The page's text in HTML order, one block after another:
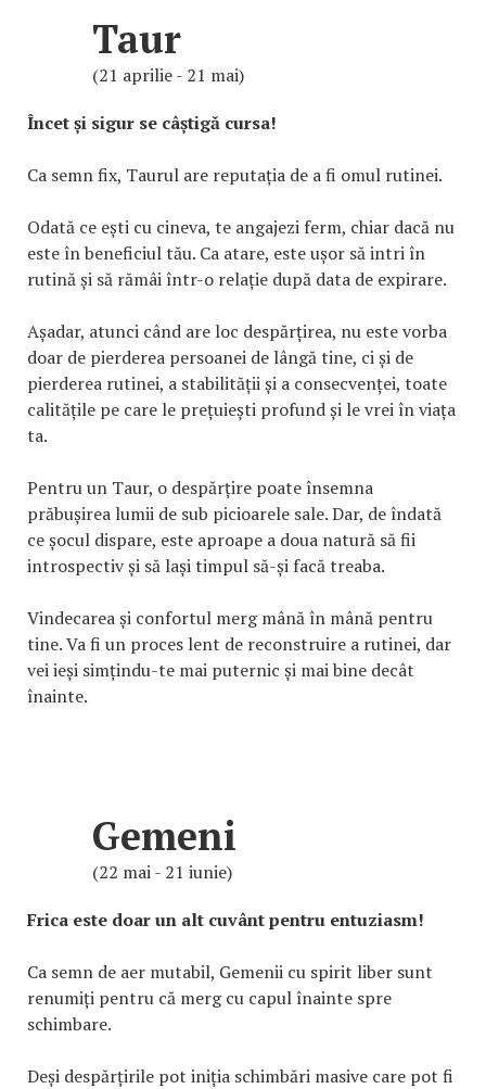
Taur
(21 aprilie - 21 mai)
Încet și sigur se câștigă cursa!
Ca semn fix, Taurul are reputația de a fi omul rutinei.
Odată ce ești cu cineva, te angajezi ferm, chiar dacă nu
este în beneficiul tău. Ca atare, este ușor să intri în
rutină și să rămâi într-o relație după data de expirare.
Așadar, atunci când are loc despărțirea, nu este vorba
doar de pierderea persoanei de lângă tine, ci și de
pierderea rutinei, a stabilității și a consecvenței, toate
calitățile pe care le prețuiești profund și le vrei în viața
ta.
Pentru un Taur, o despărțire poate însemna
prăbușirea lumii de sub picioarele sale. Dar, de îndată
ce șocul dispare, este aproape a doua natură să fii
introspectiv și să lași timpul să-și facă treaba.
Vindecarea și confortul merg mână în mână pentru
tine. Va fi un proces lent de reconstruire a rutinei, dar
vei ieși simțindu-te mai puternic și mai bine decât
înainte.
Gemeni
(22 mai - 21 iunie)
Frica este doar un alt cuvânt pentru entuziasm!
Ca semn de aer mutabil, Gemenii cu spirit liber sunt
renumiți pentru că merg cu capul înainte spre
schimbare.
Deși despărțirile pot iniția schimbări masive care pot fi